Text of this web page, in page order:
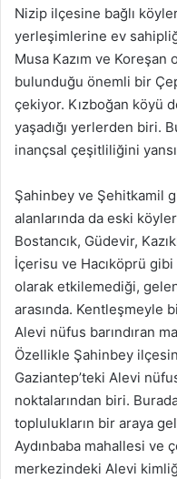
Nizip ilçesine bağlı
yerleşimlerine ev
Musa Kazım ve Koreşan
bulunduğu önemli bir
çekiyor. Kızboğan köyü
yaşadığı yerlerden biri.
inançsal çeşitliliğini
Şahinbey ve Şehitkamil
alanlarında da eski
Bostancık, Güdevir,
İçerisu ve Hacıköprü
olarak etkilemediği,
arasında. Kentleşmeyle
Alevi nüfus barındıran
Özellikle Şahinbey
Gaziantep’teki Alevi
noktalarından biri.
toplulukların bir araya
Aydınbaba mahallesi ve
merkezindeki Alevi